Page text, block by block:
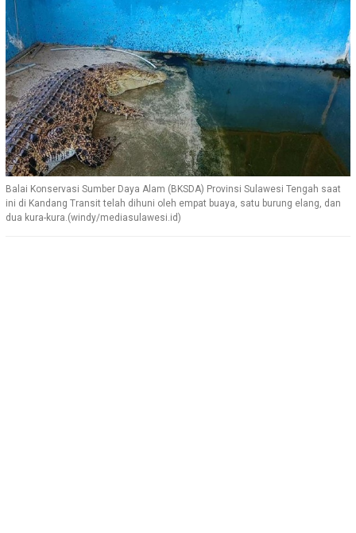
Balai Konservasi Sumber Daya Alam (BKSDA) Provinsi Sulawesi Tengah saat
ini di Kandang Transit telah dihuni oleh empat buaya, satu burung elang, dan
dua kura-kura.(windy/mediasulawesi.id)